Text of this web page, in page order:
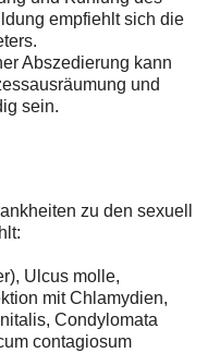
empfiehlt sich die
Abszedierung kann
und
sein.
zu den sexuell
Ulcus molle,
mit Chlamydien,
Condylomata
contagiosum